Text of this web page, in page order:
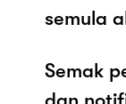
semula
Semak